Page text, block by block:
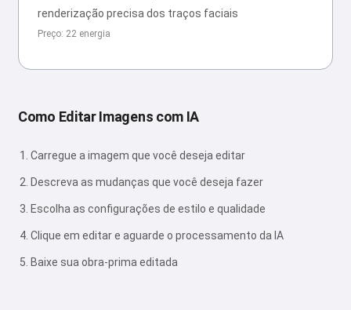
renderização precisa dos traços faciais
Preço: 22 energia
Como Editar Imagens com IA
Carregue a imagem que você deseja editar
Descreva as mudanças que você deseja fazer
Escolha as configurações de estilo e qualidade
Clique em editar e aguarde o processamento da IA
Baixe sua obra-prima editada